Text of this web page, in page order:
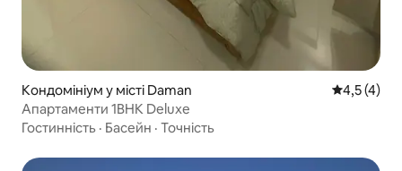
Кондомініум у місті Daman Середня
4,5 (4)
Апартаменти 1BHK Deluxe
Гостинність · Басейн · Точність